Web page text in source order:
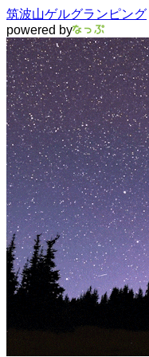
筑波山ゲルグランピング
powered by